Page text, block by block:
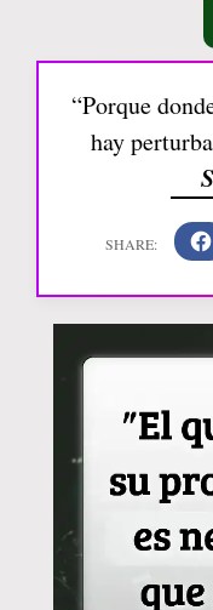
“Porque
hay